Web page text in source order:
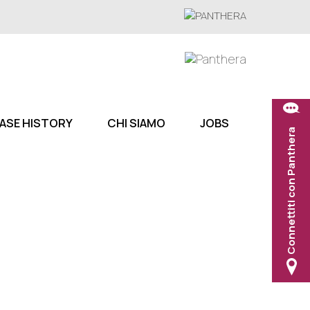
HISTORY CHI SIAMO JOBS
Connettiti con Panthera